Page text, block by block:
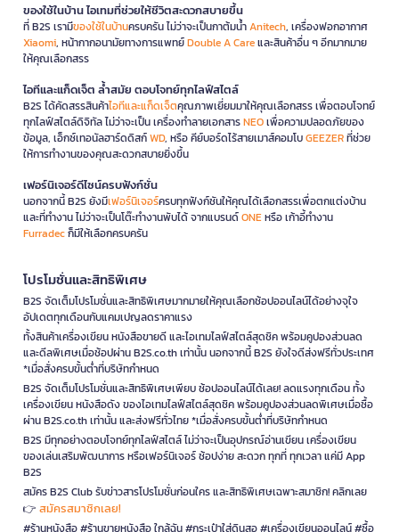
ของใช้ในบ้าน ไอเทมที่ช่วยให้ชีวิตสะดวกสบายขึ้น
ที่ B2S เรามีของใช้ในบ้านครบครัน ไม่ว่าจะเป็นกาต้มน้ำAnitech, เครื่องฟอกอากาศ
Xiaomi, หน้ากากอนามัยทางการแพทย์Double A Careและสินค้าอื่น ๆ อีกมากมาย
ให้คุณเลือกสรร
ไอทีและแก็ดเจ็ต ล้ำสมัย ตอบโจทย์ทุกไลฟ์สไตล์
B2S ได้คัดสรรสินค้าไอทีและแก็ดเจ็ตคุณภาพเยี่ยมมาให้คุณเลือกสรร เพื่อตอบโจทย์
ทุกไลฟ์สไตล์ดิจิทัล ไม่ว่าจะเป็น เครื่องทำลายเอกสารNEOเพื่อความปลอดภัยของ
ข้อมูล, เอ็กซ์เทอนัลฮาร์ดดิสก์WD, หรือ คีย์บอร์ดไร้สายเมาส์คอมโบGEEZERที่ช่วย
ให้การทำงานของคุณสะดวกสบายยิ่งขึ้น
เฟอร์นิเจอร์ดีไซน์ครบฟังก์ชั่น
นอกจากนี้ B2S ยังมีเฟอร์นิเจอร์ครบทุกฟังก์ชันให้คุณได้เลือกสรรเพื่อตกแต่งบ้าน
และที่ทำงาน ไม่ว่าจะเป็นโต๊ะทำงานพับได้ จากแบรนด์ONEหรือ เก้าอี้ทำงาน
Furradecก็มีให้เลือกครบครัน
โปรโมชั่นและสิทธิพิเศษ
B2S จัดเต็มโปรโมชั่นและสิทธิพิเศษมากมายให้คุณเลือกช้อปออนไลน์ได้อย่างจุใจ
อัปเดตทุกเดือนกับแคมเปญลดราคาแรง
ทั้งสินค้าเครื่องเขียน หนังสือขายดี และไอเทมไลฟ์สไตล์สุดชิค พร้อมคูปองส่วนลด
และดีลพิเศษเมื่อช้อปผ่าน B2S.co.th เท่านั้น นอกจากนี้ B2S ยังใจดีส่งฟรีทั่วประเทศ
*เมื่อสั่งครบขั้นต่ำที่บริษัทกำหนด
B2S จัดเต็มโปรโมชั่นและสิทธิพิเศษเพียบ ช้อปออนไลน์ได้เลย! ลดแรงทุกเดือน ทั้ง
เครื่องเขียน หนังสือดัง ของไอเทมไลฟ์สไตล์สุดชิค พร้อมคูปองส่วนลดพิเศษเมื่อซื้อ
ผ่าน B2S.co.th เท่านั้น และส่งฟรีทั่วไทย *เมื่อสั่งครบขั้นต่ำที่บริษัทกำหนด
B2S มีทุกอย่างตอบโจทย์ทุกไลฟ์สไตล์ ไม่ว่าจะเป็นอุปกรณ์อ่านเขียน เครื่องเขียน
ของเล่นเสริมพัฒนาการ หรือเฟอร์นิเจอร์ ช้อปง่าย สะดวก ทุกที่ ทุกเวลา แค่มี App
B2S
สมัคร B2S Club รับข่าวสารโปรโมชั่นก่อนใคร และสิทธิพิเศษเฉพาะสมาชิก! คลิกเลย
👉 สมัครสมาชิกเลย!
#ร้านหนังสือ #ร้านขายหนังสือ ใกล้ฉัน #กระเป๋าใส่ดินสอ #เครื่องเขียนออนไลน์ #ซื้อ